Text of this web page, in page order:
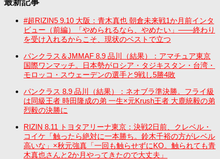
#超RIZIN5 9.10 大阪：青木真也 朝倉未来戦1か月前インタ
ビュー（前編）「やめられるなら、やめたい」――終わり
を受け入れるからこそ、現状のベストで立つ
パンクラス＆JMMAF 8.9 品川（結果）：アマチュア東京
国際ワンマッチ。日本勢がロシア・タジキスタン・台湾・
モロッコ・スウェーデンの選手と9戦し5勝4敗
パンクラス 8.9 品川（結果）：ネオブラ準決勝。フライ級
は同級王者 時田隆成の弟 一生×元Krush王者 大鹿統毅の弟
烈毅の決勝に
RIZIN 8.11 トヨタアリーナ東京：決戦2日前、クレベル・
コイケ「触ったら絶対に一本勝ち。鈴木千裕の方がレベル
高いな」×秋元強真「一回も触らせずにKO。触られても青
木真也さんと2か月やってきたので大丈夫」